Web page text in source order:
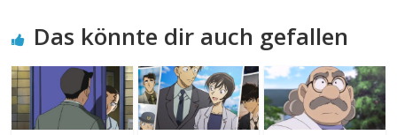
Das könnte dir auch gefallen